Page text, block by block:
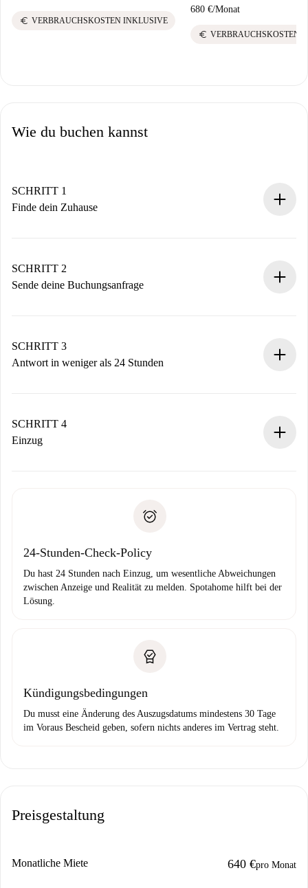
euro VERBRAUCHSKOSTEN INKLUSIVE
680 €/Monat
euro VERBRAUCHSKOSTEN
Wie du buchen kannst
SCHRITT 1
Finde dein Zuhause
Du erhältst alle notwendigen Informationen im Voraus.
SCHRITT 2
Sende deine Buchungsanfrage
Denk daran, dass wir dich erst belasten, wenn der
Vermieter zustimmt.
SCHRITT 3
Antwort in weniger als 24 Stunden
stellen den Kontakt her.
Wenn der Vermieter ablehnen muss, entstehen keine
SCHRITT 4
Einzug
24-Stunden-Check-Policy
Du hast 24 Stunden nach Einzug, um wesentliche Abweichungen
zwischen Anzeige und Realität zu melden. Spotahome hilft bei der
Lösung.
Kündigungsbedingungen
Du musst eine Änderung des Auszugsdatums mindestens 30 Tage
im Voraus Bescheid geben, sofern nichts anderes im Vertrag steht.
Preisgestaltung
Monatliche Miete 640 €pro Monat